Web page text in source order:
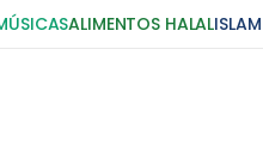
ALIMENTOS HALAL